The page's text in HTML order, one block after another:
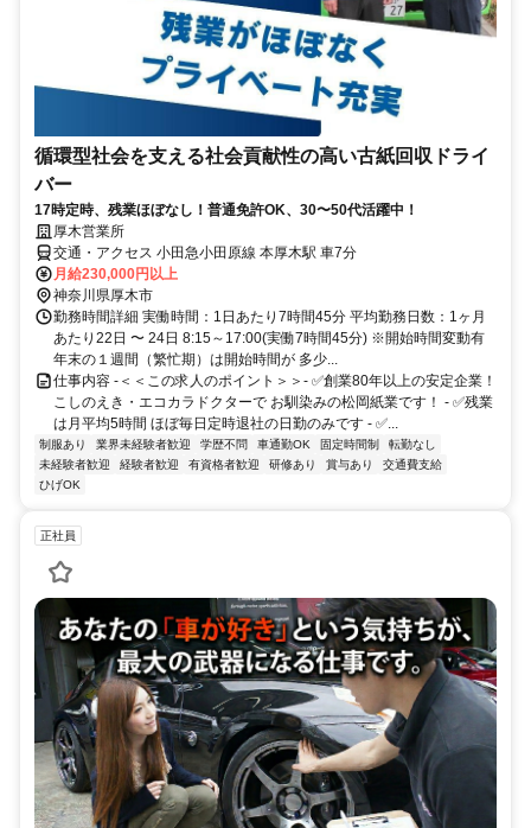
循環型社会を支える社会貢献性の高い古紙回収ドライ
バー
17時定時、残業ほぼなし！普通免許OK、30〜50代活躍中！
厚木営業所
交通・アクセス 小田急小田原線 本厚木駅 車7分
月給230,000円以上
神奈川県厚木市
勤務時間詳細 実働時間：1日あたり7時間45分 平均勤務日数：1ヶ月
あたり22日 〜 24日 8:15～17:00(実働7時間45分) ※開始時間変動有
年末の１週間（繁忙期）は開始時間が 多少...
仕事内容 -＜＜この求人のポイント＞＞- ✅創業80年以上の安定企業！
こしのえき・エコカラドクターで お馴染みの松岡紙業です！ - ✅残業
は月平均5時間 ほぼ毎日定時退社の日勤のみです - ✅...
制服あり 業界未経験者歓迎 学歴不問 車通勤OK 固定時間制
転勤なし
未経験者歓迎
経験者歓迎 有資格者歓迎 研修あり 賞与あり
交通費支給
ひげOK
正社員